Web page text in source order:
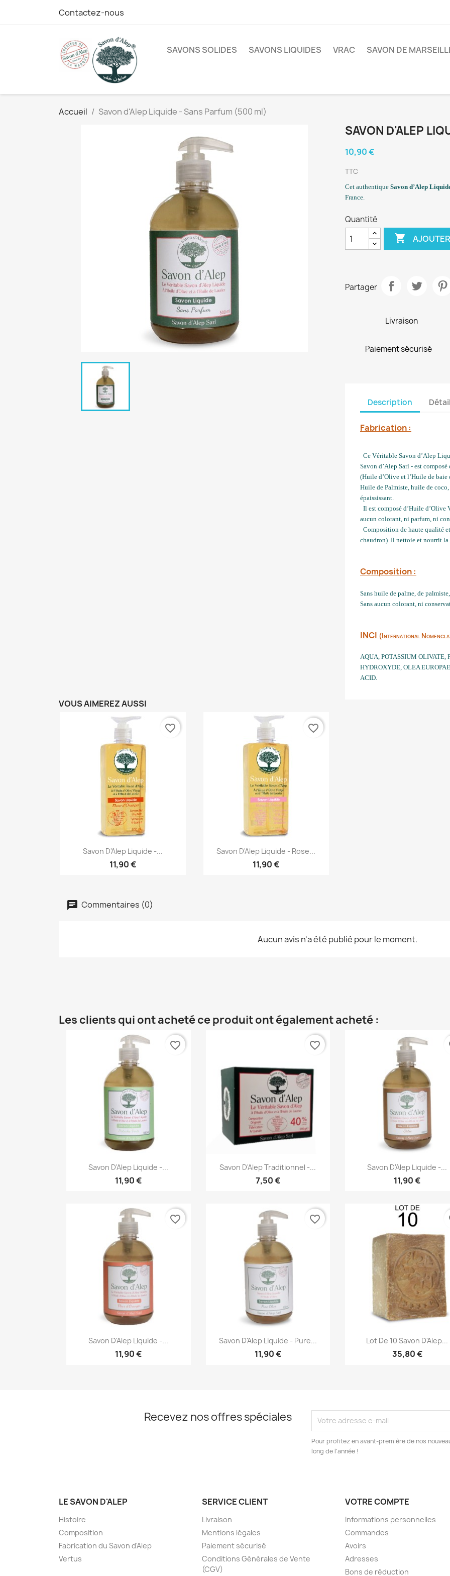
Contactez-nous
SAVONS SOLIDES SAVONS LIQUIDES VRAC SAVON DE
Accueil Savon d'Alep Liquide - Sans Parfum (500 ml)
SAVON D'ALEP
10,90 €
TTC
Cet authentique Savon d’Alep
France.
Quantité

Partager
Livraison
Paiement sécurisé
Description
Fabrication :
Ce Véritable Savon d’Alep
Savon d’Alep Sarl - est
(Huile d’Olive et l’Huile de baie
Huile de Palmiste, huile de
épaississant.
Il est composé d’Huile d’Olive
aucun colorant, ni parfum, ni
Composition de haute qualité
chaudron). Il nettoie et nourrit la
Composition :
Sans huile de palme, de
Sans aucun colorant, ni
INCI (International
AQUA, POTASSIUM OLIVATE,
HYDROXYDE, OLEA
ACID.
VOUS AIMEREZ AUSSI
Aperçu rapide
Savon D'Alep Liquide -...
11,90 €
favorite_border
Aperçu rapide
Savon D'Alep Liquide - Rose...
11,90 €
favorite_border
Commentaires (0)
Aucun avis n'a été publié pour le moment.
Les clients qui ont acheté ce produit ont également acheté :
Aperçu rapide
Savon D'Alep Liquide -...
11,90 €
favorite_border
Aperçu rapide
Savon D'Alep Traditionnel -...
7,50 €
favorite_border
Aperçu rapide
Savon D'Alep Liquide -...
11,90 €
Aperçu rapide
Savon D'Alep Liquide -...
11,90 €
favorite_border
Aperçu rapide
Savon D'Alep Liquide - Pure...
11,90 €
favorite_border
Aperçu rapide
Lot De 10 Savon D'Alep...
35,80 €
Recevez nos offres spéciales
Pour profitez en avant-première de nos
long de l'année !
LE SAVON D'ALEP
Histoire
Composition
Fabrication du Savon d'Alep
Vertus
SERVICE CLIENT
Livraison
Mentions légales
Paiement sécurisé
Conditions Générales de Vente
(CGV)
VOTRE COMPTE
Informations personnelles
Commandes
Avoirs
Adresses
Bons de réduction